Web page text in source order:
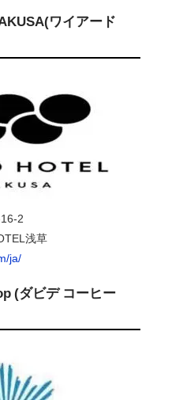
(ワイアード
2
浅草
ja/
(ダビデ コーヒー